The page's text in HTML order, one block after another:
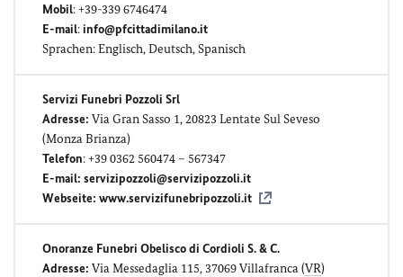
Mobil: +39-339 6746474
E-mail:info@pfcittadimilano.it
Sprachen: Englisch, Deutsch, Spanisch
Servizi Funebri Pozzoli Srl
Adresse: Via Gran Sasso 1, 20823 Lentate Sul Seveso
(Monza Brianza)
Telefon: +39 0362 560474 – 567347
E-mail: servizipozzoli@servizipozzoli.it
Webseite: www.servizifunebripozzoli.it
Onoranze Funebri Obeliscodi Cordioli S. & C.
Adresse: Via Messedaglia 115, 37069 Villafranca (VR)